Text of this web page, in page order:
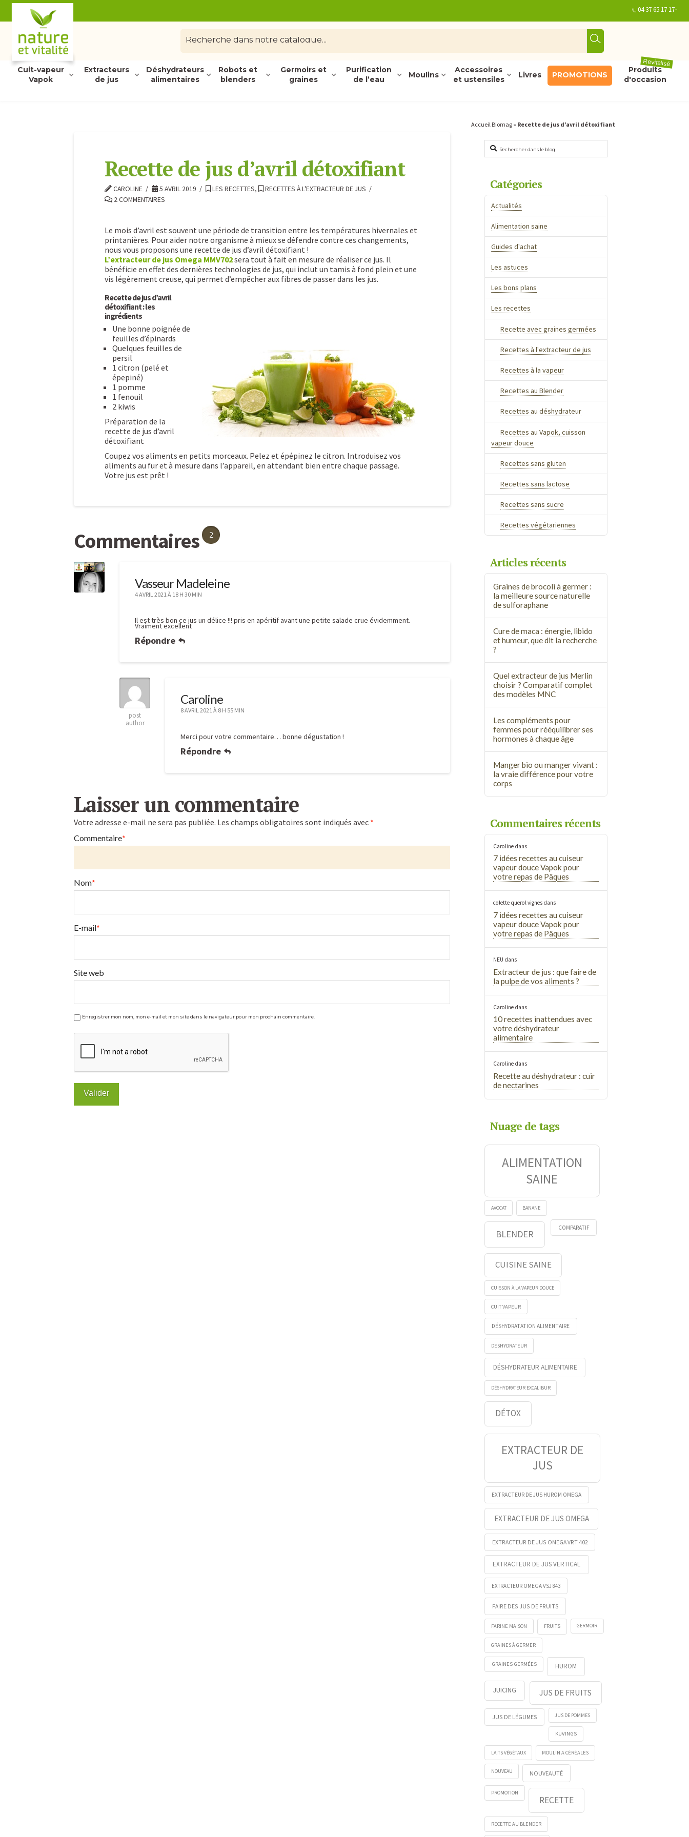
04 37 65 17 17
Cuit-vapeur
Vapok
Extracteurs
de jus
Déshydrateurs
alimentaires
Robots et
blenders
Germoirs et
graines
Purification
de l’eau
Moulins
Accessoires
et ustensiles
Livres PROMOTIONS
Produits
d'occasion
Revitalisé
Accueil Biomag » Recette de jus d’avril détoxifiant
Recette de jus d’avril détoxifiant
CAROLINE 5 AVRIL 2019 LES RECETTES,
RECETTES À L'EXTRACTEUR DE JUS
2 COMMENTAIRES
Le mois d’avril est souvent une période de transition entre les températures hivernales et
printanières. Pour aider notre organisme à mieux se défendre contre ces changements,
nous vous proposons une recette de jus d’avril détoxifiant !
L’extracteur de jus Omega MMV702sera tout à fait en mesure de réaliser ce jus. Il
bénéficie en effet des dernières technologies de jus, qui inclut un tamis à fond plein et une
vis légèrement creuse, qui permet d’empêcher aux fibres de passer dans les jus.
Recette de jus d’avril
détoxifiant : les
ingrédients
Une bonne poignée de
feuilles d’épinards
Quelques feuilles de
persil
1 citron (pelé et
épepiné)
1 pomme
1 fenouil
2 kiwis
Préparation de la
recette de jus d’avril
détoxifiant
Coupez vos aliments en petits morceaux. Pelez et épépinez le citron. Introduisez vos
aliments au fur et à mesure dans l’appareil, en attendant bien entre chaque passage.
Votre jus est prêt !
de
jus
d’avril
détoxifiant04.05.2019
Commentaires 2
Vasseur Madeleine
4 AVRIL 2021 À 18 H 30 MIN
Il est très bon ce jus un délice !!! pris en apéritif avant une petite salade crue évidemment.
Vraiment excellent
Répondre
post
author
Caroline
8 AVRIL 2021 À 8 H 55 MIN
Merci pour votre commentaire… bonne dégustation !
Répondre
Laisser un commentaire
Votre adresse e-mail ne sera pas publiée. Les champs obligatoires sont indiqués avec *
Commentaire*
Nom*
E-mail*
Site web
Enregistrer mon nom, mon e-mail et mon site dans le navigateur pour mon prochain commentaire.
Rechercher
Catégories
Actualités
Alimentation saine
Guides d'achat
Les astuces
Les bons plans
Les recettes
Recette avec graines germées
Recettes à l'extracteur de jus
Recettes à la vapeur
Recettes au Blender
Recettes au déshydrateur
Recettes au Vapok, cuisson
vapeur douce
Recettes sans gluten
Recettes sans lactose
Recettes sans sucre
Recettes végétariennes
Articles récents
Graines de brocoli à germer :
la meilleure source naturelle
de sulforaphane
Cure de maca : énergie, libido
et humeur, que dit la recherche
?
Quel extracteur de jus Merlin
choisir ? Comparatif complet
des modèles MNC
Les compléments pour
femmes pour rééquilibrer ses
hormones à chaque âge
Manger bio ou manger vivant :
la vraie différence pour votre
corps
Commentaires récents
Caroline dans
7 idées recettes au cuiseur
vapeur douce Vapok pour
votre repas de Pâques
colette querol vignes dans
7 idées recettes au cuiseur
vapeur douce Vapok pour
votre repas de Pâques
NEU dans
Extracteur de jus : que faire de
la pulpe de vos aliments ?
Caroline dans
10 recettes inattendues avec
votre déshydrateur
alimentaire
Caroline dans
Recette au déshydrateur : cuir
de nectarines
Nuage de tags
ALIMENTATION
SAINE
AVOCAT BANANE
BLENDER
COMPARATIF
CUISINE SAINE
CUISSON À LA VAPEUR DOUCE
CUIT VAPEUR
DÉSHYDRATATION ALIMENTAIRE
DESHYDRATEUR
DÉSHYDRATEUR ALIMENTAIRE
DÉSHYDRATEUR EXCALIBUR
DÉTOX
EXTRACTEUR DE
JUS
EXTRACTEUR DE JUS HUROM OMEGA
EXTRACTEUR DE JUS OMEGA
EXTRACTEUR DE JUS OMEGA VRT 402
EXTRACTEUR DE JUS VERTICAL
EXTRACTEUR OMEGA VSJ 843
FAIRE DES JUS DE FRUITS
FARINE MAISON FRUITS GERMOIR
GRAINES À GERMER
GRAINES GERMÉES HUROM
JUICING JUS DE FRUITS
JUS DE LÉGUMES JUS DE POMMES
KUVINGS
LAITS VÉGÉTAUX MOULIN A CÉRÉALES
NOUVEAU NOUVEAUTÉ
PROMOTION
RECETTE
RECETTE AU BLENDER